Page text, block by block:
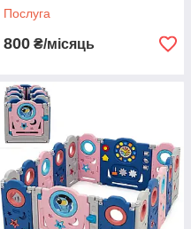
Послуга
800 ₴/місяць